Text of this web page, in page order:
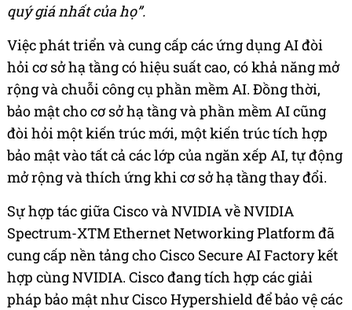
quý giá nhất của họ”.
Việc phát triển và cung cấp các ứng dụng AI đòi
hỏi cơ sở hạ tầng có hiệu suất cao, có khả năng mở
rộng và chuỗi công cụ phần mềm AI. Đồng thời,
bảo mật cho cơ sở hạ tầng và phần mềm AI cũng
đòi hỏi một kiến trúc mới, một kiến trúc tích hợp
bảo mật vào tất cả các lớp của ngăn xếp AI, tự động
mở rộng và thích ứng khi cơ sở hạ tầng thay đổi.
Sự hợp tác giữa Cisco và NVIDIA về NVIDIA
Spectrum-XTM Ethernet Networking Platform đã
cung cấp nền tảng cho Cisco Secure AI Factory kết
hợp cùng NVIDIA. Cisco đang tích hợp các giải
pháp bảo mật như Cisco Hypershield để bảo vệ các